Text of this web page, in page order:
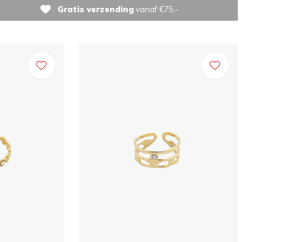
Gratis verzendingvanaf €75,-